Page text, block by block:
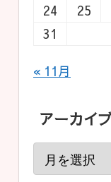
24
25
31
« 11月
アーカイ